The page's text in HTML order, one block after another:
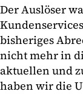
Der Auslöser
bisheriges
nicht mehr in
aktuellen und
haben wir die